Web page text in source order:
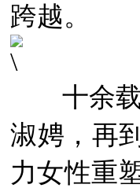
跨越。
十余载
淑娉，再
力女性重